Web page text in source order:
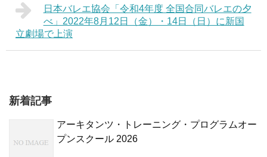
日本バレエ協会「令和4年度 全国合同バレエの夕
べ」2022年8月12日（金）・14日（日）に新国
立劇場で上演
新着記事
アーキタンツ・トレーニング・プログラムオー
プンスクール 2026